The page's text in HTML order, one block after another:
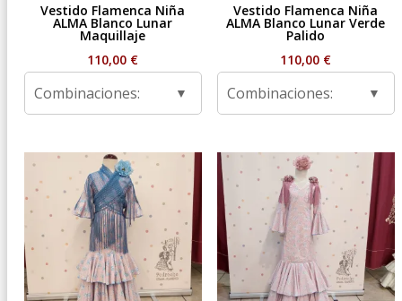
Vestido Flamenca Niña
ALMA Blanco Lunar
Maquillaje
110,00 €
Combinaciones:
Vestido Flamenca Niña
ALMA Blanco Lunar Verde
Palido
110,00 €
Combinaciones: